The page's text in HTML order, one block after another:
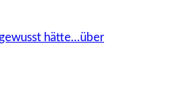
hätte…über